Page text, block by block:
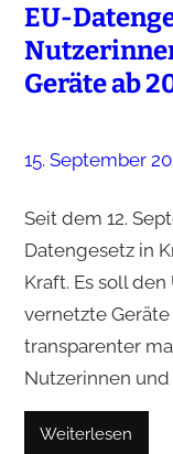
EU-
Geräte ab
15. September
Seit dem 12.
Datengesetz in
Kraft. Es soll
vernetzte
transparenter
Nutzerinnen
Weiterlesen